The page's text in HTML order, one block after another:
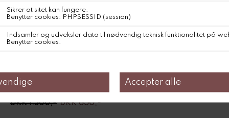
252-1200/21623
Størrelsesguide: DK str. til Italienske str.
Vores størrelser er angivet i DK størrelser :
Str. 42 DK = Str. IT 46
DKK 1.300,- DKK 650,-